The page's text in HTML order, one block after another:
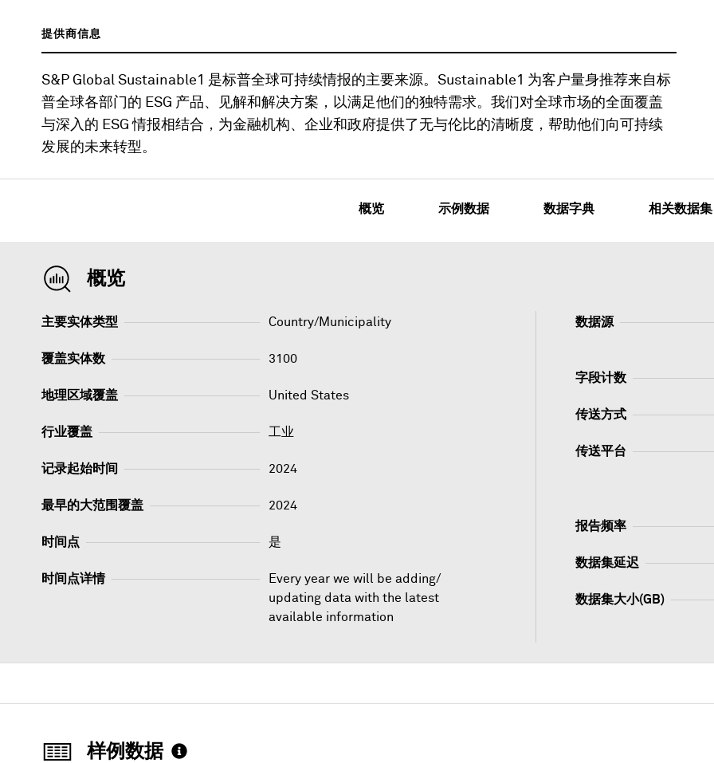
提供商信息
S&P Global Sustainable1 是标普全球可持续情报的主要来源。Sustainable1 为客户量身推荐来自标
普全球各部门的 ESG 产品、见解和解决方案，以满足他们的独特需求。我们对全球市场的全面覆盖
与深入的 ESG 情报相结合，为金融机构、企业和政府提供了无与伦比的清晰度，帮助他们向可持续
发展的未来转型。
概览 示例数据 数据字典 相关数据集
概览
主要实体类型 Country/Municipality
覆盖实体数 3100
地理区域覆盖 United States
行业覆盖 工业
记录起始时间 2024
最早的大范围覆盖 2024
时间点 是
时间点详情
Every year we will be adding/
updating data with the latest
available information
数据源
字段计数
传送方式
传送平台
报告频率
数据集延迟
数据集大小(GB)
样例数据